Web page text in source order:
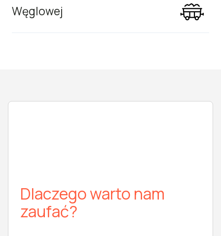
Węglowej
Dlaczego warto nam
zaufać?